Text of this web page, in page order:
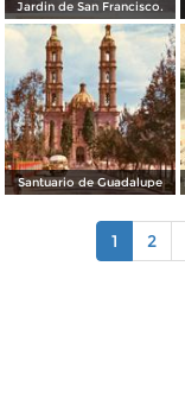
Jardin de San Francisco.
Santuario de Guadalupe
1 2